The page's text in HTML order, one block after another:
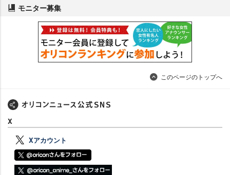
モニター募集
このページのトップへ
X
Xアカウント